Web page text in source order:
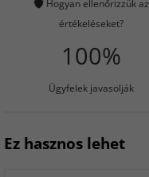
Hogyan ellenőrizzük az
értékeléseket?
100%
Ügyfelek javasolják
Ez hasznos lehet